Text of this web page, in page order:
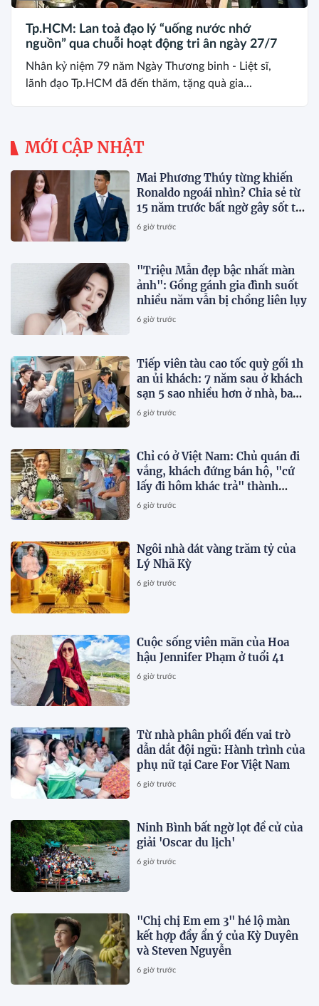
Tp.HCM: Lan toả đạo lý “uống nước nhớ
nguồn” qua chuỗi hoạt động tri ân ngày 27/7
Nhân kỷ niệm 79 năm Ngày Thương binh - Liệt sĩ,
lãnh đạo Tp.HCM đã đến thăm, tặng quà gia...
MỚI CẬP NHẬT
Mai Phương Thúy từng khiến
Ronaldo ngoái nhìn? Chia sẻ từ
15 năm trước bất ngờ gây sốt trở
lại
6 giờ trước
"Triệu Mẫn đẹp bậc nhất màn
ảnh": Gồng gánh gia đình suốt
nhiều năm vẫn bị chồng liên lụy
6 giờ trước
Tiếp viên tàu cao tốc quỳ gối 1h
an ủi khách: 7 năm sau ở khách
sạn 5 sao nhiều hơn ở nhà, bay
hạng thương gia
6 giờ trước
Chỉ có ở Việt Nam: Chủ quán đi
vắng, khách đứng bán hộ, "cứ
lấy đi hôm khác trả" thành
chuyện thường ngày
6 giờ trước
Ngôi nhà dát vàng trăm tỷ của
Lý Nhã Kỳ
6 giờ trước
Cuộc sống viên mãn của Hoa
hậu Jennifer Phạm ở tuổi 41
6 giờ trước
Từ nhà phân phối đến vai trò
dẫn dắt đội ngũ: Hành trình của
phụ nữ tại Care For Việt Nam
6 giờ trước
Ninh Bình bất ngờ lọt đề cử của
giải 'Oscar du lịch'
6 giờ trước
"Chị chị Em em 3" hé lộ màn
kết hợp đầy ẩn ý của Kỳ Duyên
và Steven Nguyễn
6 giờ trước